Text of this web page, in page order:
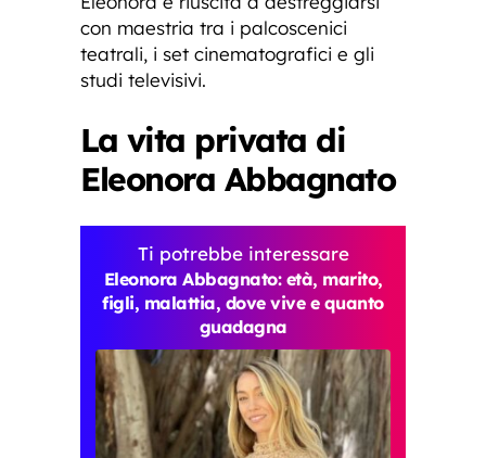
con maestria tra i palcoscenici
teatrali, i set cinematografici e gli
studi televisivi.
La vita privata di
Eleonora Abbagnato
Ti potrebbe interessare
Eleonora Abbagnato: età, marito,
figli, malattia, dove vive e quanto
guadagna